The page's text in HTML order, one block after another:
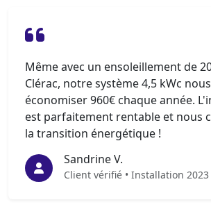
Même avec un ensoleillement de
Clérac, notre système 4,5 kWc
économiser 960€ chaque année.
est parfaitement rentable et nous
la transition énergétique !
Sandrine V.
Client vérifié • Installation 2023